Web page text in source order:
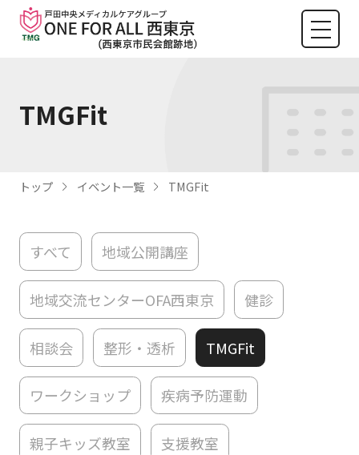
TMGFit
トップ イベント一覧 TMGFit
すべて 地域公開講座
地域交流センターOFA西東京 健診
相談会 整形・透析 TMGFit
ワークショップ 疾病予防運動
親子キッズ教室 支援教室